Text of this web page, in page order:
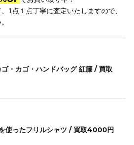
1点１点丁寧に査定いたしますので、
・カゴ・ハンドバッグ 紅籐 / 買取
使ったフリルシャツ / 買取4000円